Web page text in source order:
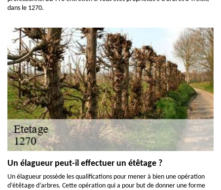
dans le 1270.
Un élagueur peut-il effectuer un étêtage ?
Un élagueur possède les qualifications pour mener à bien une opération
d’étêtage d’arbres. Cette opération qui a pour but de donner une forme